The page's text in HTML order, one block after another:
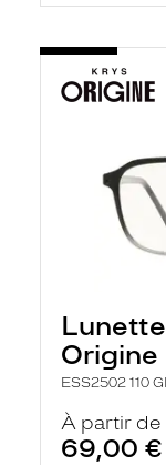
Origine
ESS2502 110
À partir de
69,00 €